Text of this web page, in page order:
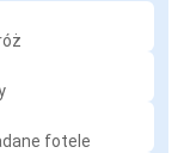
fotele